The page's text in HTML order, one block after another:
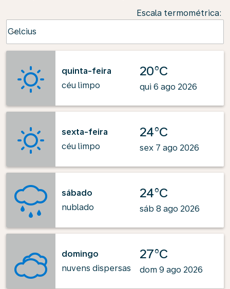
Escala termométrica:
Celcius
keyboard_arrow_down
quinta-feira
céu limpo
20°C
qui 6 ago 2026
sexta-feira
céu limpo
24°C
sex 7 ago 2026
sábado
nublado
24°C
sáb 8 ago 2026
domingo
nuvens dispersas
27°C
dom 9 ago 2026